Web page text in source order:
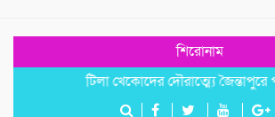
শিরোনাম
টিলা খেকোদের দৌরাত্ম্যে জৈন্তাপুরে